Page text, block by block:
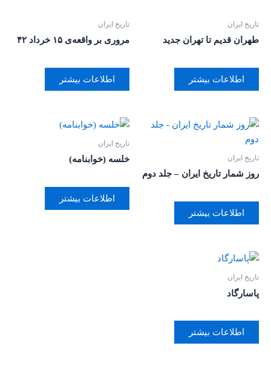
تاریخ ایران
طهران قدیم تا تهران جدید
اطلاعات بیشتر
تاریخ ایران
مروری بر واقعه‌ی ۱۵ خرداد ۴۲
اطلاعات بیشتر
تاریخ ایران
روز شمار تاریخ ایران – جلد دوم
اطلاعات بیشتر
تاریخ ایران
خلسه (خوابنامه)
اطلاعات بیشتر
تاریخ ایران
پاسارگاد
اطلاعات بیشتر